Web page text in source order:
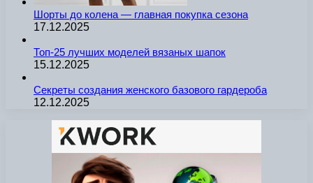
Шорты до колена — главная покупка сезона
17.12.2025
Топ-25 лучших моделей вязаных шапок
15.12.2025
Секреты создания женского базового гардероба
12.12.2025